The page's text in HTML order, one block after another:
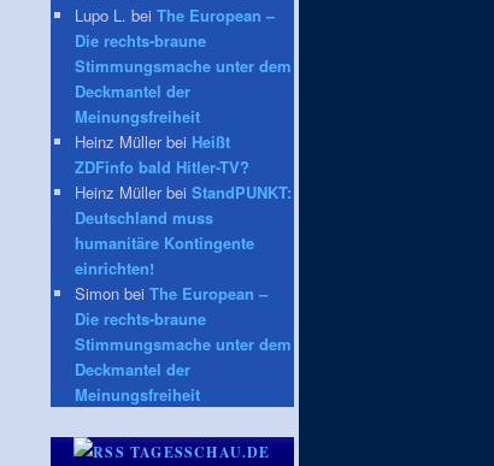
Lupo L. bei The European –
Die rechts-braune
Stimmungsmache unter dem
Deckmantel der
Meinungsfreiheit
Heinz Müller bei Heißt
ZDFinfo bald Hitler-TV?
Heinz Müller bei StandPUNKT:
Deutschland muss
humanitäre Kontingente
einrichten!
Simon bei The European –
Die rechts-braune
Stimmungsmache unter dem
Deckmantel der
Meinungsfreiheit
TAGESSCHAU.DE